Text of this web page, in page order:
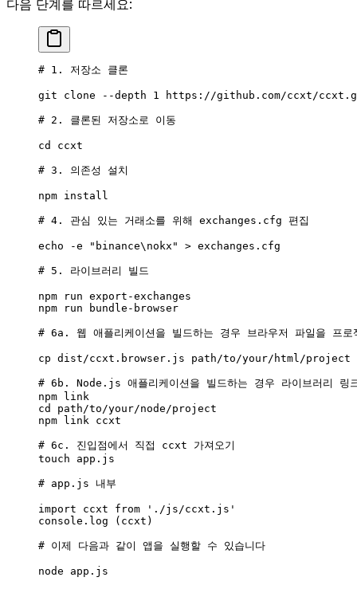
다음 단계를 따르세요:
# 1. 저장소 클론
git clone --depth 1 https://github.com/ccxt/
# 2. 클론된 저장소로 이동
cd ccxt
# 3. 의존성 설치
npm install
# 4. 관심 있는 거래소를 위해 exchanges.cfg 편집
echo -e "binance\nokx" > exchanges.cfg
# 5. 라이브러리 빌드
npm run export-exchanges
npm run bundle-browser
# 6a. 웹 애플리케이션을 빌드하는 경우 브라우저 파일을 프로
cp dist/ccxt.browser.js path/to/your/html/project
# 6b. Node.js 애플리케이션을 빌드하는 경우 라이브러리 링
npm link
cd
path/to/your/node/project
npm link ccxt
# 6c. 진입점에서 직접 ccxt 가져오기
touch app.js
# app.js 내부
import ccxt from './js/ccxt.js'
console.log (ccxt)
# 이제 다음과 같이 앱을 실행할 수 있습니다
node app.js